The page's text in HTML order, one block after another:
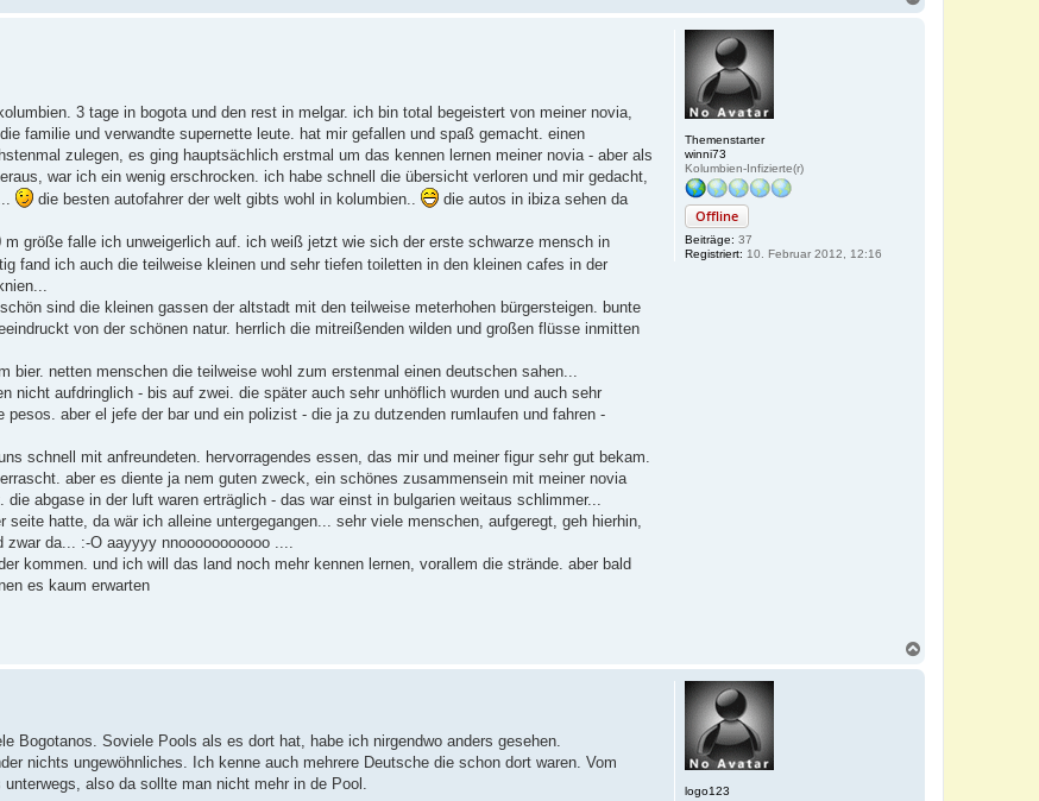
Themenstarter
winni73
Kolumbien-Infizierte(r)
Offline
Beiträge: 37
Registriert: 10. Februar 2012, 12:16
3 tage in bogota und den rest in melgar. ich bin total begeistert von meiner novia,
familie und verwandte supernette leute. hat mir gefallen und spaß gemacht. einen
zulegen, es ging hauptsächlich erstmal um das kennen lernen meiner novia - aber als
war ich ein wenig erschrocken. ich habe schnell die übersicht verloren und mir gedacht,
die besten autofahrer der welt gibts wohl in kolumbien..
die autos in ibiza sehen da
größe falle ich unweigerlich auf. ich weiß jetzt wie sich der erste schwarze mensch in
fand ich auch die teilweise kleinen und sehr tiefen toiletten in den kleinen cafes in der
sind die kleinen gassen der altstadt mit den teilweise meterhohen bürgersteigen. bunte
von der schönen natur. herrlich die mitreißenden wilden und großen flüsse inmitten
netten menschen die teilweise wohl zum erstenmal einen deutschen sahen...
nicht aufdringlich - bis auf zwei. die später auch sehr unhöflich wurden und auch sehr
aber el jefe der bar und ein polizist - die ja zu dutzenden rumlaufen und fahren -
schnell mit anfreundeten. hervorragendes essen, das mir und meiner figur sehr gut bekam.
aber es diente ja nem guten zweck, ein schönes zusammensein mit meiner novia
abgase in der luft waren erträglich - das war einst in bulgarien weitaus schlimmer...
hatte, da wär ich alleine untergegangen... sehr viele menschen, aufgeregt, geh hierhin,
da... :-O aayyyy nnooooooooooo ....
kommen. und ich will das land noch mehr kennen lernen, vorallem die strände. aber bald
es kaum erwarten
logo123
Bogotanos. Soviele Pools als es dort hat, habe ich nirgendwo anders gesehen.
nichts ungewöhnliches. Ich kenne auch mehrere Deutsche die schon dort waren. Vom
also da sollte man nicht mehr in de Pool.